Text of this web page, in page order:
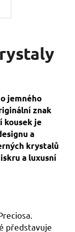
jemného
znak
kousek je
a
krystalů
a luxusní
představuje